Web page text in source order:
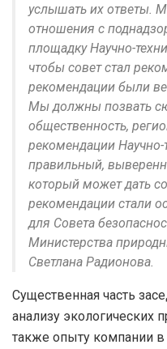
услышать их ответы.
отношения с
площадку Научно-
чтобы совет стал
рекомендации были
Мы должны позвать
общественность,
рекомендации Научно-
правильный,
который может дать
рекомендации стали
для Совета
Министерства
Светлана Радионова.
Существенная часть
анализу экологических
также опыту компании